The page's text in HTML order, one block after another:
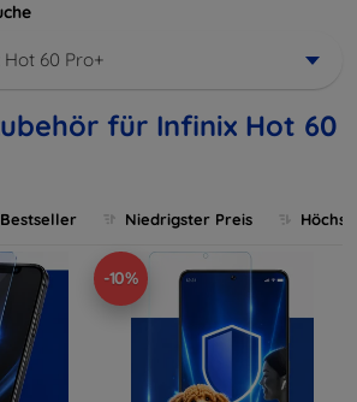
Hot 60 Pro+
für Infinix Hot 60
Bestseller Niedrigster Preis
-10%